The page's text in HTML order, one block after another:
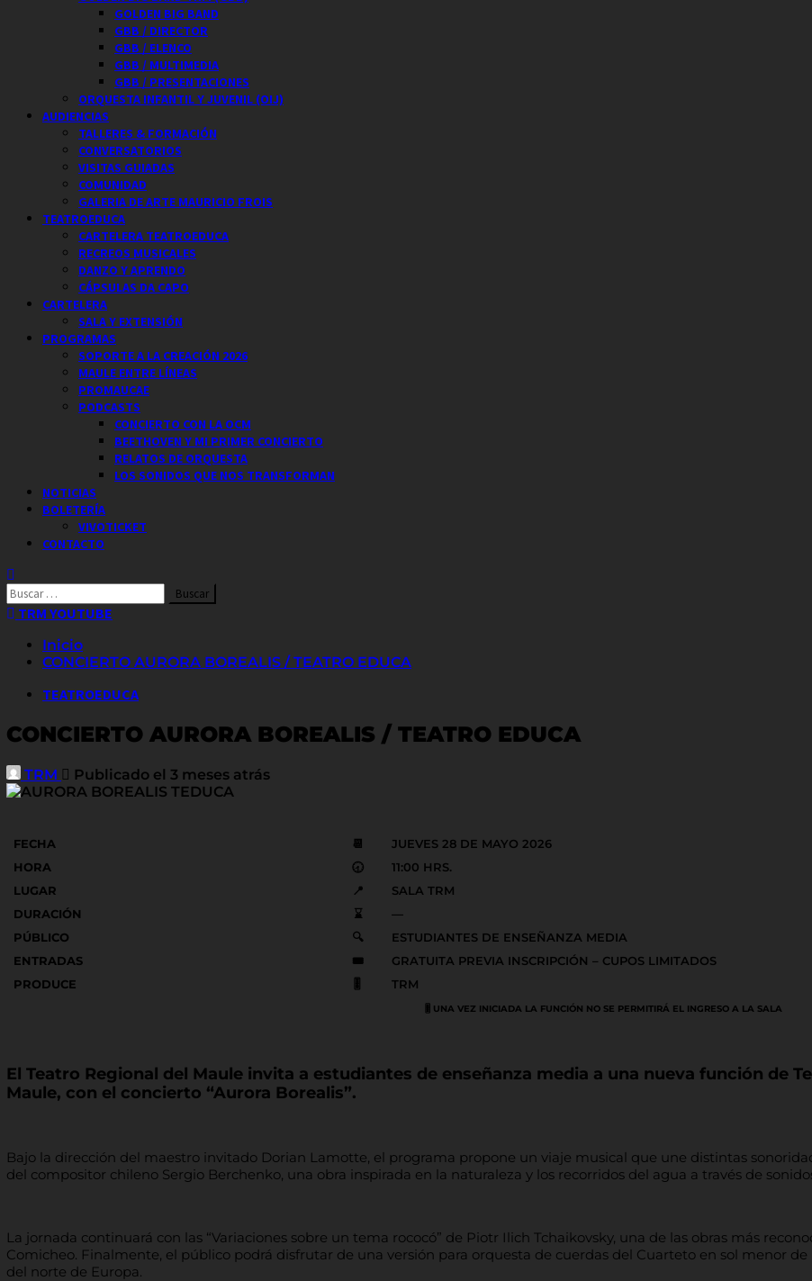
GOLDEN BIG BAND
GBB / DIRECTOR
GBB / ELENCO
GBB / MULTIMEDIA
GBB / PRESENTACIONES
ORQUESTA INFANTIL Y JUVENIL (OIJ)
AUDIENCIAS
TALLERES & FORMACIÓN
CONVERSATORIOS
VISITAS GUIADAS
COMUNIDAD
GALERIA DE ARTE MAURICIO FROIS
TEATROEDUCA
CARTELERA TEATROEDUCA
RECREOS MUSICALES
DANZO Y APRENDO
CÁPSULAS DA CAPO
CARTELERA
SALA Y EXTENSIÓN
PROGRAMAS
SOPORTE A LA CREACIÓN 2026
MAULE ENTRE LÍNEAS
PROMAUCAE
PODCASTS
CONCIERTO CON LA OCM
BEETHOVEN Y MI PRIMER CONCIERTO
RELATOS DE ORQUESTA
LOS SONIDOS QUE NOS TRANSFORMAN
NOTICIAS
BOLETERÍA
VIVOTICKET
CONTACTO
Buscar
por:TRM YOUTUBE
Inicio
CONCIERTO AURORA BOREALIS / TEATRO EDUCA
TEATROEDUCA
CONCIERTO AURORA BOREALIS / TEATRO EDUCA
TRM Publicado el 3 meses atrás
FECHA 📆
JUEVES 28 DE MAYO 2026
HORA
🕣
11:00 HRS.
LUGAR
📍
SALA TRM
DURACIÓN
⌛
—
PÚBLICO
🔍
ESTUDIANTES DE ENSEÑANZA MEDIA
ENTRADAS
🎟️
GRATUITA PREVIA INSCRIPCIÓN – CUPOS LIMITADOS
PRODUCE
TRM
🎚️ UNA VEZ INICIADA LA FUNCIÓN NO SE PERMITIRÁ EL INGRESO A LA SALA
El Teatro Regional del Maule invita a estudiantes de enseñanza media a una nueva función de
Maule, con el concierto “Aurora Borealis”.
Bajo la dirección del maestro invitado Dorian Lamotte, el programa propone un viaje musical que une distintas
del compositor chileno Sergio Berchenko, una obra inspirada en la naturaleza y los recorridos del agua a través de
La jornada continuará con las “Variaciones sobre un tema rococó” de Piotr Ilich Tchaikovsky, una de las obras más
Comicheo. Finalmente, el público podrá disfrutar de una versión para orquesta de cuerdas del Cuarteto en sol menor
del norte de Europa.